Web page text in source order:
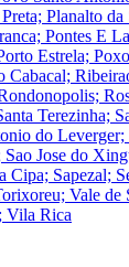
Planalto da
Pontes E
Estrela;
Cabacal;
Terezinha;
do
Jose do
Cipa; Sapezal;
Vale
Vila Rica